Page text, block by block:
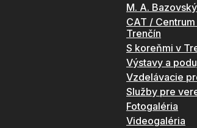
M. A. Bazovský
CAT /
Trenčín
S koreňmi v
Výstavy a
Vzdelávacie
Služby pre
Fotogaléria
Videogaléria